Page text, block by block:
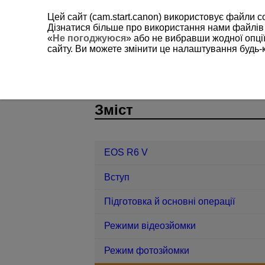
Фото- й відеозйомка
Зміст
EOS R6 V
Вступ
Підготовка й основні операції
Режими відеозйомки
Режим фотозйомки
Цей сайт (cam.start.canon) використовує файли
Дізнатися більше про використання нами
«Не погоджуюся» або не вибравши жодної
сайту. Ви можете змінити це налаштування будь-